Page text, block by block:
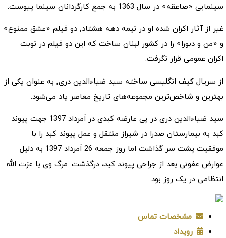
سینمایی «صاعقه» در سال 1363 به جمع کارگردانان سینما پیوست.
غیر از آثار اکران شده او در نیمه دهه هشتاد٬ دو فیلم «عشق ممنوع»
و «من و دبورا» را در کشور لبنان ساخت که این دو فیلم در نوبت
اکران عمومی قرار نگرفت.
از سریال کیف انگلیسی ساخته سید ضیاءالدین دری٬ به عنوان یکی از
بهترین و شاخص‌ترین مجموعه‌های تاریخ معاصر یاد می‌شود.
سید ضیاءالدین دری در پی عارضه کبدی در اَمرداد 1397 جهت پیوند
کبد به بیمارستان صدرا در شیراز منتقل و عمل پیوند کبد را با
موفقیت پشت سر گذاشت اما روز جمعه 26 اَمرداد 1397 به دلیل
عوارض عفونی بعد از جراحی پیوند کبد، درگذشت. مرگ وی با عزت الله
انتظامی در یک روز بود.
مشخصات تماس
رویداد